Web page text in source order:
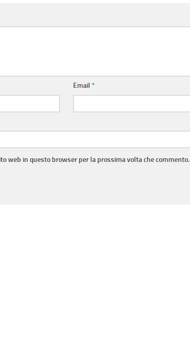
Email *
web in questo browser per la prossima volta che commento.